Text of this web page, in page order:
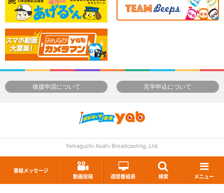
番組メッセージ
動画投稿
週間番組表 検索 メニュー
後援申請について 見学申込について
Yamaguchi Asahi Broadcasting.,Ltd.